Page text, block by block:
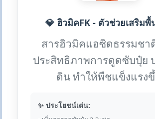
💎 ฮิวมิคFK - ตัวช่วยเสริมพื้
สารฮิวมิคแอซิดธรรมชา
ประสิทธิภาพการดูดซับปุ๋ย
ดิน ทำให้พืชแข็งแรง
✨ ประโยชน์เด่น: